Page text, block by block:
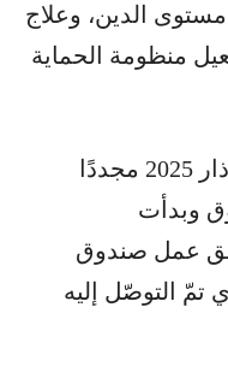
الدين، وعلاج
منظومة الحماية
ولفت إلى أن لبنان تقدّم في آذار 2025 مجددًا
وبدأت
عمل صندوق
تمّ التوصّل إليه